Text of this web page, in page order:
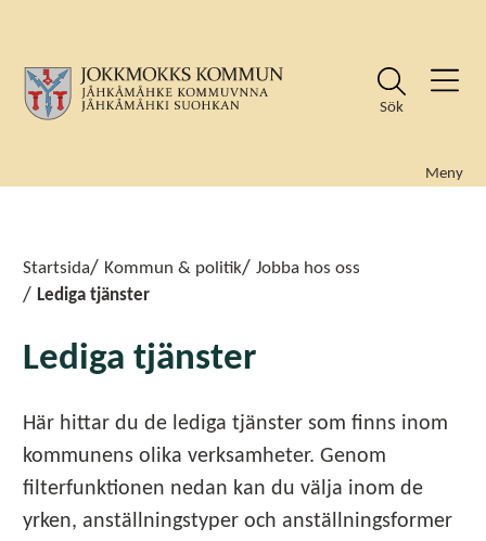
Sök
Meny
Startsida Kommun & politik
Jobba hos oss
Lediga tjänster
Lediga tjänster
Här hittar du de lediga tjänster som finns inom
kommunens olika verksamheter. Genom
filterfunktionen nedan kan du välja inom de
yrken, anställningstyper och anställningsformer